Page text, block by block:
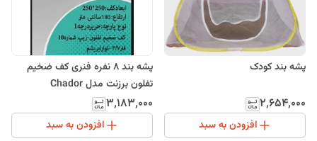
پشه بند کودک
۲٬۶۵۴٬۰۰۰
افزودن به سبد
پشه بند 8 نفره فنری کف ضخیم
تفلون برزنت مدل Chador
۳٬۱۸۳٬۰۰۰
افزودن به سبد